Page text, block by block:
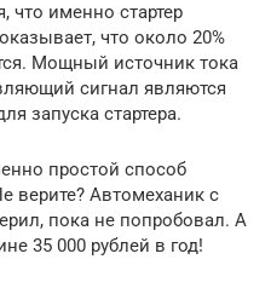
что именно стартер
что около 20%
Мощный источник тока
сигнал являются
запуска стартера.
простой способ
верите? Автомеханик с
пока не попробовал. А
35 000 рублей в год!